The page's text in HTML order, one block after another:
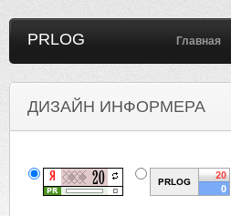
PRLOG Главная
ДИЗАЙН ИНФОРМЕРА